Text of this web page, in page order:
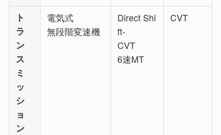
ト
ラ
ン
ス
ミ
ッ
シ
ョ
ン
電気式
無段階変速機
Direct Shi
ft-
CVT
6速MT
CVT